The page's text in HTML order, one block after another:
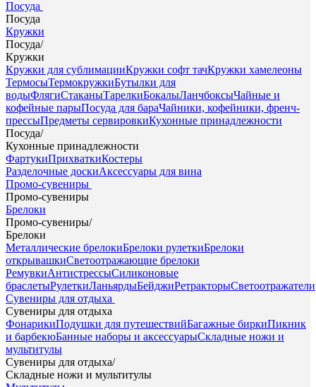
Посуда
Посуда
Кружки
Посуда/
Кружки
Кружки для сублимацииКружки софт тачКружки хамелеоны
ТермосыТермокружкиБутылки для
водыФлягиСтаканыТарелкиБокалыЛанчбоксыЧайные и
кофейные парыПосуда для бараЧайники, кофейники, френч-
прессыПредметы сервировкиКухонные принадлежности
Посуда/
Кухонные принадлежности
ФартукиПрихваткиКостеры
Разделочные доскиАксессуары для вина
Промо-сувениры
Промо-сувениры
Брелоки
Промо-сувениры/
Брелоки
Металлические брелокиБрелоки рулеткиБрелоки
открывашкиСветоотражающие брелоки
РемувкиАнтистрессыСиликоновые
браслетыРулеткиЛаньярдыБейджиРетракторыСветоотражатели
Сувениры для отдыха
Сувениры для отдыха
ФонарикиПодушки для путешествийБагажные биркиПикник
и барбекюБанные наборы и аксессуарыСкладные ножи и
мультитулы
Сувениры для отдыха/
Складные ножи и мультитулы